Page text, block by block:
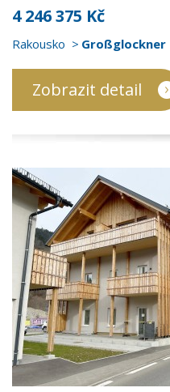
4 246 375 Kč
Rakousko
Zobrazit detail